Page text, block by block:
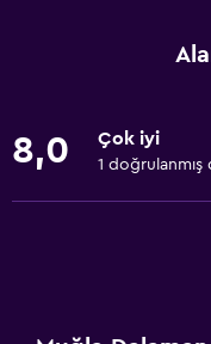
8,0 Çok iyi
1